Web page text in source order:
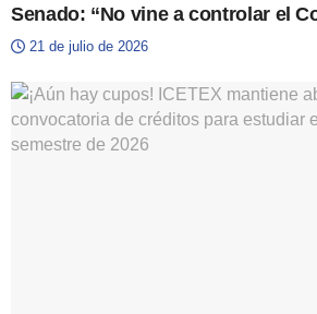
Senado: “No vine a controlar el
21 de julio de 2026